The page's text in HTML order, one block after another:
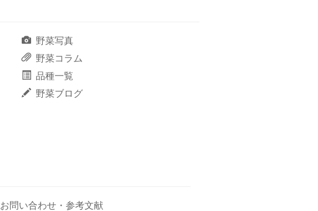
野菜写真
野菜コラム
品種一覧
野菜ブログ
お問い合わせ・参考文献